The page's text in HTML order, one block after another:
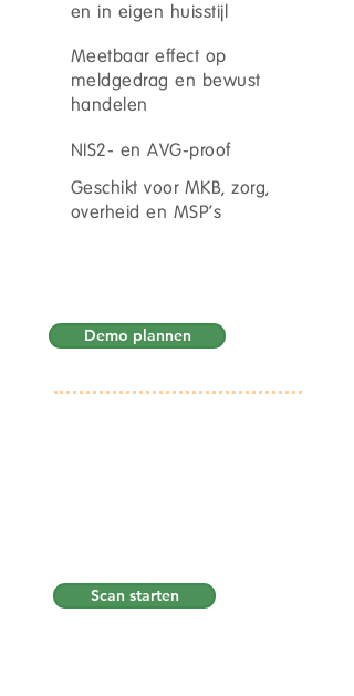
en in eigen huisstijl
Meetbaar effect op
meldgedrag en bewust
handelen
NIS2- en AVG-proof
Geschikt voor MKB, zorg,
overheid en MSP's
Demo plannen
Scan starten